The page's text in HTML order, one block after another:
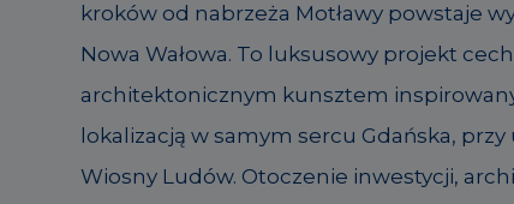
kroków od nabrzeża Motławy powstaje
Nowa Wałowa. To luksusowy projekt
architektonicznym kunsztem
lokalizacją w samym sercu Gdańska, przy
Wiosny Ludów. Otoczenie inwestycji,